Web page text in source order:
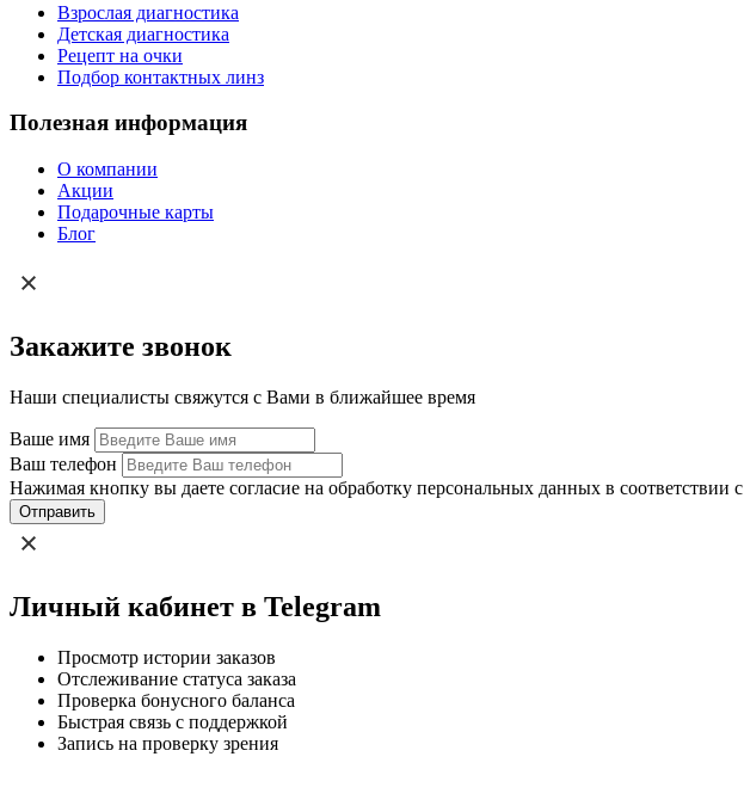
Взрослая диагностика
Детская диагностика
Рецепт на очки
Подбор контактных линз
Полезная информация
О компании
Акции
Подарочные карты
Блог
Закажите звонок
Наши специалисты свяжутся с Вами в ближайшее время
Ваше имя
Ваш телефон
Нажимая кнопку вы даете согласие на обработку персональных данных в соответствии с
Отправить
Личный кабинет в Telegram
Просмотр истории заказов
Отслеживание статуса заказа
Проверка бонусного баланса
Быстрая связь с поддержкой
Запись на проверку зрения